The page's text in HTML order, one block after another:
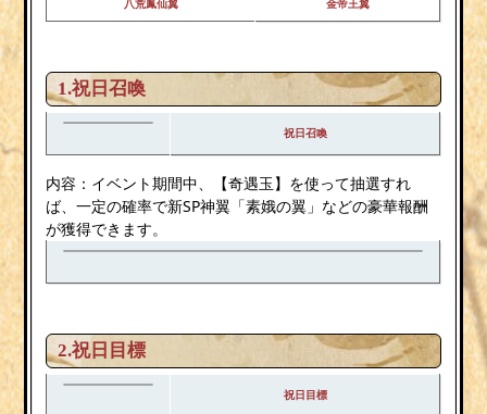
1.祝日召喚
祝日召喚
内容：イベント期間中、【奇遇玉】を使って抽選すれ
ば、一定の確率で新SP神翼「素娥の翼」などの豪華報酬
が獲得できます。
2.祝日目標
祝日目標